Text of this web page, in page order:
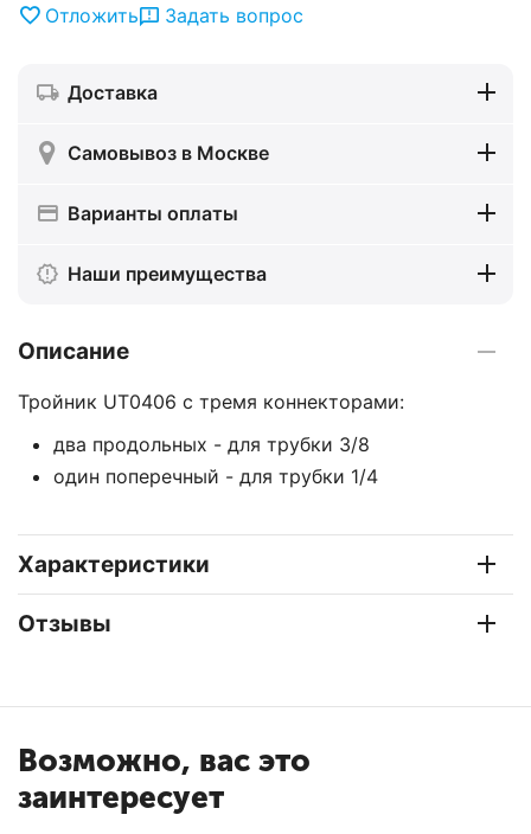
Отложить Задать вопрос
Доставка
Самовывоз в Москве
Варианты оплаты
Наши преимущества
Описание
Тройник UT0406 с тремя коннекторами:
два продольных - для трубки 3/8
один поперечный - для трубки 1/4
Характеристики
Отзывы
Возможно, вас это
заинтересует